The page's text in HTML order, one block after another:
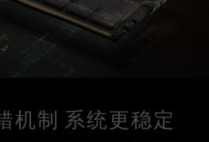
错机制 系统更稳定